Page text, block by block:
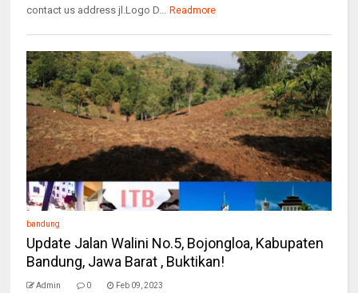
contact us address jl.Logo D... Readmore
bandung
Update Jalan Walini No.5, Bojongloa, Kabupaten
Bandung, Jawa Barat , Buktikan!
Admin 0 Feb 09, 2023